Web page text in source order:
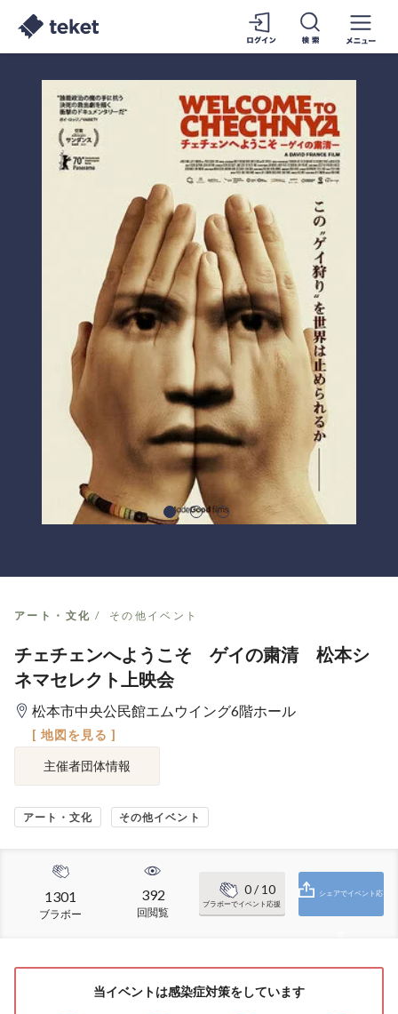
アート・文化 その他イベント
チェチェンへようこそ ゲイの粛清 松本シ
ネマセレクト上映会
松本市中央公民館エムウイング6階ホール
[ 地図を見る ]
主催者団体情報
アート・文化 その他イベント
1301
ブラボー
392
回閲覧
0/ 10
ブラボーでイベント応援
シェアでイベント応
当イベントは感染症対策をしています